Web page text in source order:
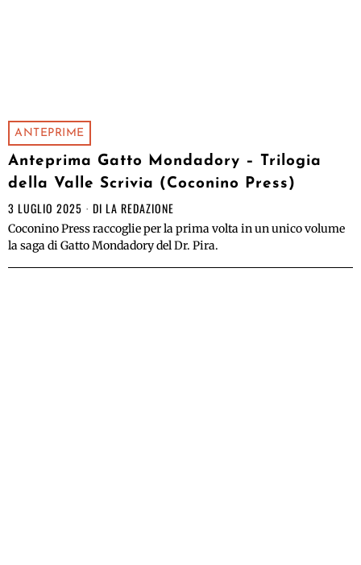
ANTEPRIME
Anteprima Gatto Mondadory – Trilogia
della Valle Scrivia (Coconino Press)
3 LUGLIO 2025 DI LA REDAZIONE
Coconino Press raccoglie per la prima volta in un unico volume
la saga di Gatto Mondadory del Dr. Pira.